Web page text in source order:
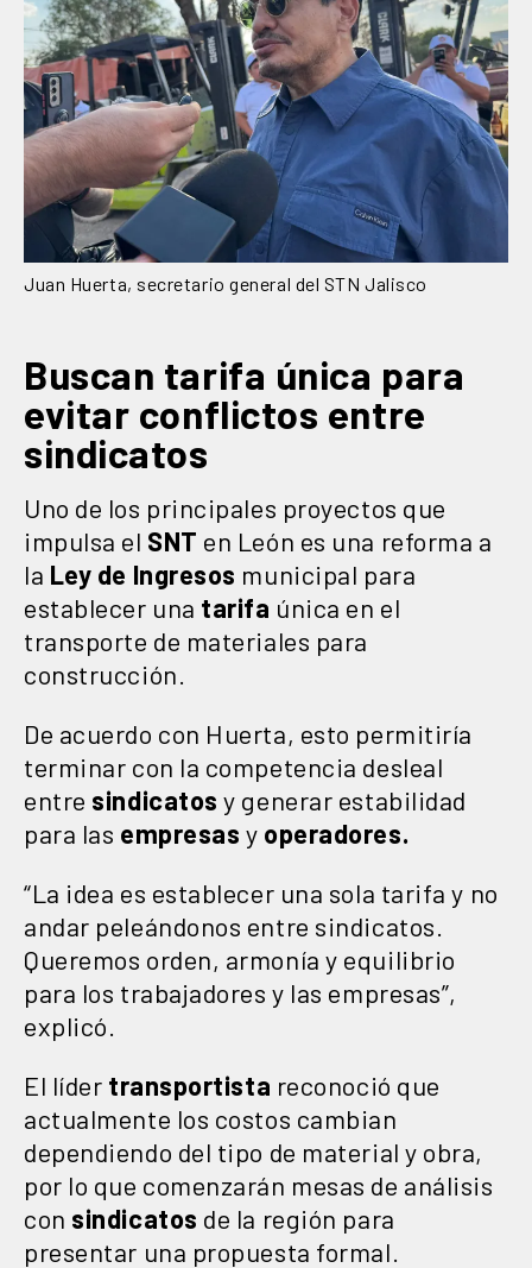
Juan Huerta, secretario general del STN Jalisco
Buscan tarifa única para
evitar conflictos entre
sindicatos
Uno de los principales proyectos que
impulsa el SNT en León es una reforma a
la Ley de Ingresos municipal para
establecer una tarifa única en el
transporte de materiales para
construcción.
De acuerdo con Huerta, esto permitiría
terminar con la competencia desleal
entre sindicatos y generar estabilidad
para las empresas y operadores.
“La idea es establecer una sola tarifa y no
andar peleándonos entre sindicatos.
Queremos orden, armonía y equilibrio
para los trabajadores y las empresas”,
explicó.
El líder transportista reconoció que
actualmente los costos cambian
dependiendo del tipo de material y obra,
por lo que comenzarán mesas de análisis
con sindicatos de la región para
presentar una propuesta formal.